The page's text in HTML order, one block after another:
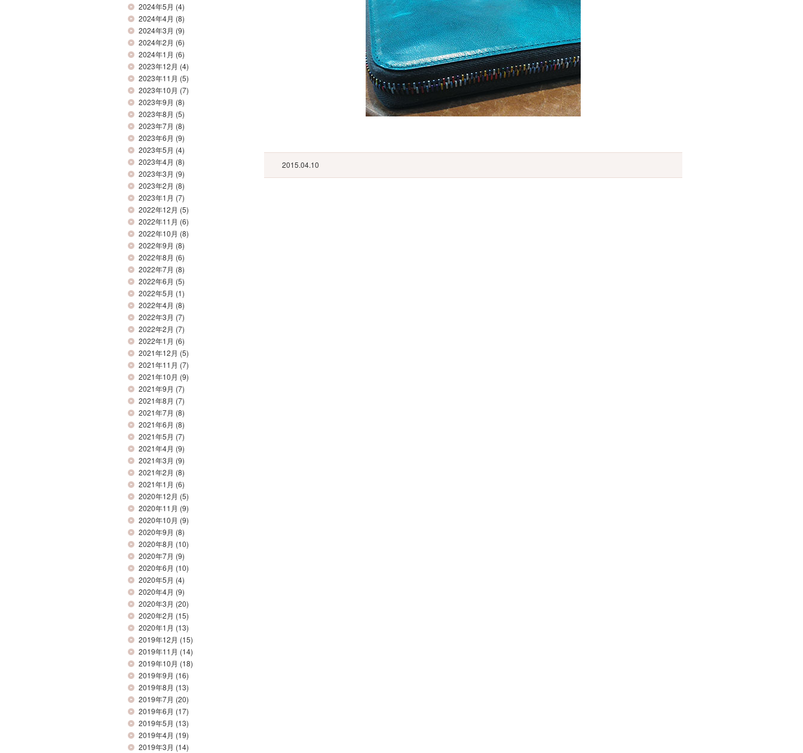
2024年5月 (4)
2024年4月 (8)
2024年3月 (9)
2024年2月 (6)
2024年1月 (6)
2023年12月 (4)
2023年11月 (5)
2023年10月 (7)
2023年9月 (8)
2023年8月 (5)
2023年7月 (8)
2023年6月 (9)
2023年5月 (4)
2023年4月 (8)
2023年3月 (9)
2023年2月 (8)
2023年1月 (7)
2022年12月 (5)
2022年11月 (6)
2022年10月 (8)
2022年9月 (8)
2022年8月 (6)
2022年7月 (8)
2022年6月 (5)
2022年5月 (1)
2022年4月 (8)
2022年3月 (7)
2022年2月 (7)
2022年1月 (6)
2021年12月 (5)
2021年11月 (7)
2021年10月 (9)
2021年9月 (7)
2021年8月 (7)
2021年7月 (8)
2021年6月 (8)
2021年5月 (7)
2021年4月 (9)
2021年3月 (9)
2021年2月 (8)
2021年1月 (6)
2020年12月 (5)
2020年11月 (9)
2020年10月 (9)
2020年9月 (8)
2020年8月 (10)
2020年7月 (9)
2020年6月 (10)
2020年5月 (4)
2020年4月 (9)
2020年3月 (20)
2020年2月 (15)
2020年1月 (13)
2019年12月 (15)
2019年11月 (14)
2019年10月 (18)
2019年9月 (16)
2019年8月 (13)
2019年7月 (20)
2019年6月 (17)
2019年5月 (13)
2019年4月 (19)
2019年3月 (14)
2015.04.10